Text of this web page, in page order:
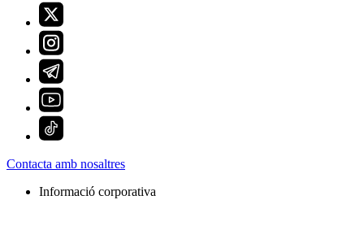
Contacta amb nosaltres
Informació corporativa